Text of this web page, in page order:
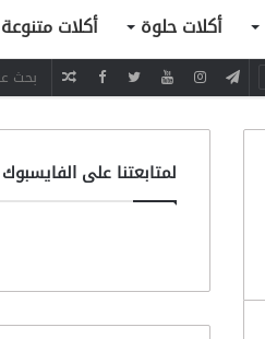
أكلات حلوة أكلات متنوعة
مقال
لمتابعتنا على الفايسبوك